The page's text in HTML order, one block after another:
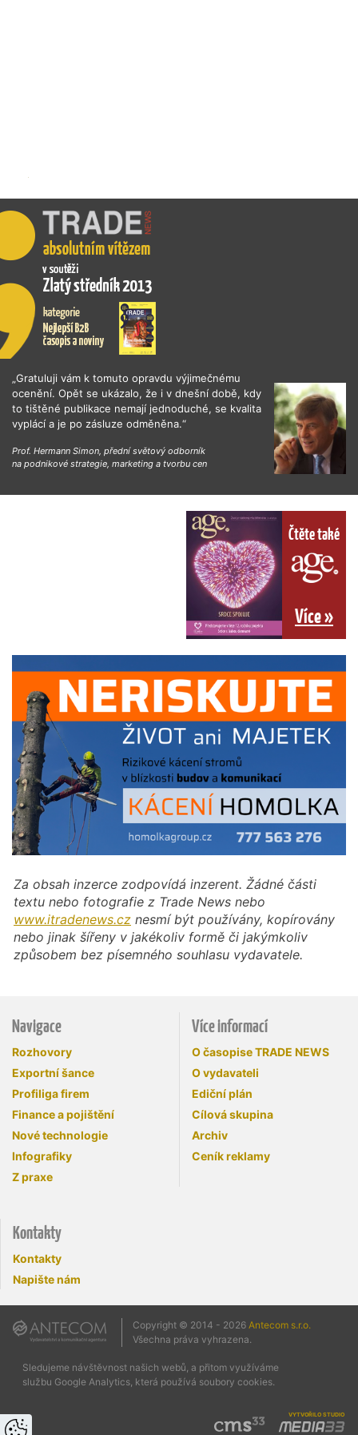
„Gratuluji vám k tomuto opravdu výjimečnému
ocenění. Opět se ukázalo, že i v dnešní době, kdy
to tištěné publikace nemají jednoduché, se kvalita
vyplácí a je po zásluze odměněna.“
Prof. Hermann Simon, přední světový odborník
na podnikové strategie, marketing a tvorbu cen
Čtěte také
Více »
Za obsah inzerce zodpovídá inzerent. Žádné části
textu nebo fotografie z Trade News nebo
www.itradenews.cz nesmí být používány, kopírovány
nebo jinak šířeny v jakékoliv formě či jakýmkoliv
způsobem bez písemného souhlasu vydavatele.
Navigace
Rozhovory
Exportní šance
Profiliga firem
Finance a pojištění
Nové technologie
Infografiky
Z praxe
Více informací
O časopise TRADE NEWS
O vydavateli
Ediční plán
Cílová skupina
Archiv
Ceník reklamy
Kontakty
Kontakty
Napište nám
Copyright © 2014 - 2026 Antecom s.r.o.
Všechna práva vyhrazena.
Sledujeme návštěvnost našich webů, a přitom využíváme
službu Google Analytics, která používá soubory cookies.
vytvořilo studio